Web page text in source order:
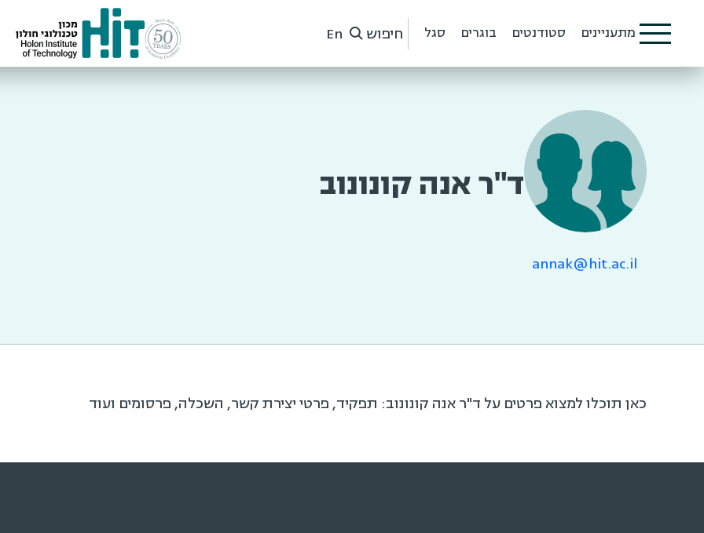
מתעניינים סטודנטים בוגרים סגל חיפוש En
annak@hit.ac.il
ד"ר אנה קונונוב
כאן תוכלו למצוא פרטים על ד"ר אנה קונונוב: תפקיד, פרטי יצירת קשר, השכלה, פרסומים ועוד